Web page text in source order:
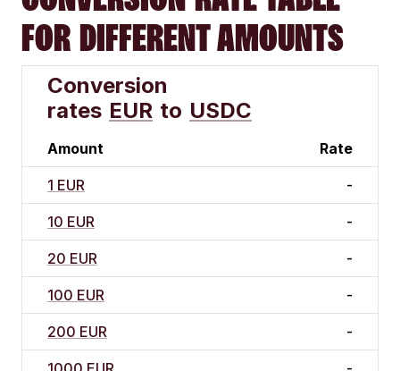
FOR DIFFERENT AMOUNTS
Conversion
rates EUR to USDC
Amount Rate
1 EUR -
10 EUR -
20 EUR -
100 EUR -
200 EUR -